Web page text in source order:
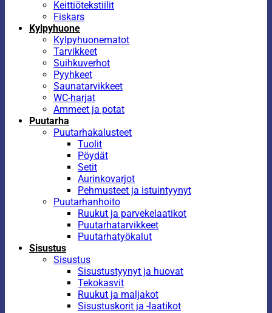
Keittiötekstiilit
Fiskars
Kylpyhuone
Kylpyhuonematot
Tarvikkeet
Suihkuverhot
Pyyhkeet
Saunatarvikkeet
WC-harjat
Ammeet ja potat
Puutarha
Puutarhakalusteet
Tuolit
Pöydät
Setit
Aurinkovarjot
Pehmusteet ja istuintyynyt
Puutarhanhoito
Ruukut ja parvekelaatikot
Puutarhatarvikkeet
Puutarhatyökalut
Sisustus
Sisustus
Sisustustyynyt ja huovat
Tekokasvit
Ruukut ja maljakot
Sisustuskorit ja -laatikot